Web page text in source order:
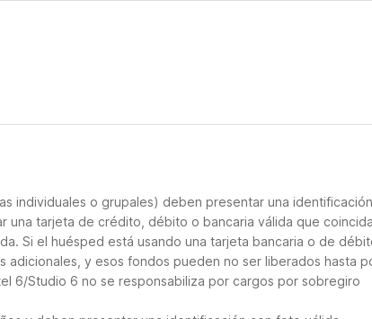
individuales o grupales) deben presentar una identificación
tarjeta de crédito, débito o bancaria válida que
Si el huésped está usando una tarjeta bancaria o de
y esos fondos pueden no ser liberados hasta
6/Studio 6 no se responsabiliza por cargos por sobregiro